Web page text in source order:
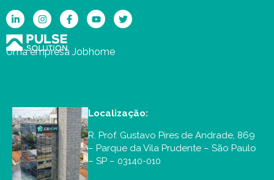
Uma empresa Jobhome
Localização:
R. Prof. Gustavo Pires de Andrade, 869
– Parque da Vila Prudente – São Paulo
– SP – 03140-010